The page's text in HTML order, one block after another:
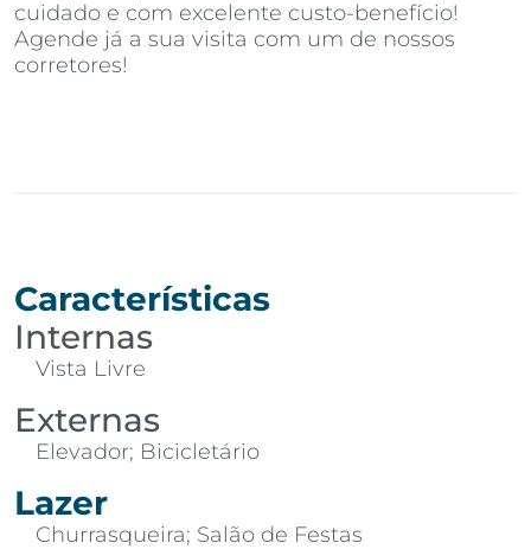
cuidado e com excelente custo-benefício!
Agende já a sua visita com um de nossos
corretores!
Características
Internas
Vista Livre
Externas
Elevador; Bicicletário
Lazer
Churrasqueira; Salão de Festas